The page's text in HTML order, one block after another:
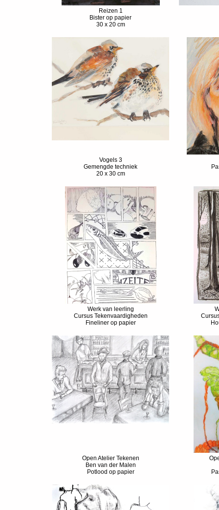
Reizen 1
Bister op papier
30 x 20 cm
Vogels 3
Gemengde techniek
20 x 30 cm
Werk van leerling
Cursus Tekenvaardigheden
Fineliner op papier
Open Atelier Tekenen
Ben van der Malen
Potlood op papier